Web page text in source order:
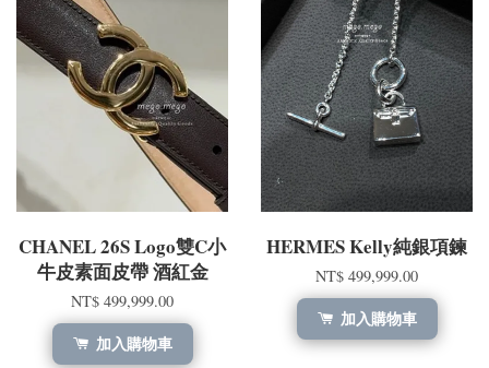
CHANEL 26S Logo雙C小
牛皮素面皮帶 酒紅金
NT$ 499,999.00
加入購物車
HERMES Kelly純銀項鍊
NT$ 499,999.00
加入購物車